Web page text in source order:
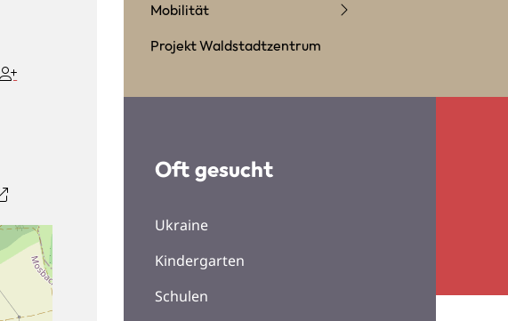
Mobilität
Projekt Waldstadtzentrum
Oft gesucht
Ukraine
Kindergarten
Schulen